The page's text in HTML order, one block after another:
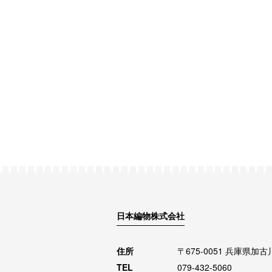
日本編物株式会社
住所
〒675-0051 兵庫県加古
TEL
079-432-5060